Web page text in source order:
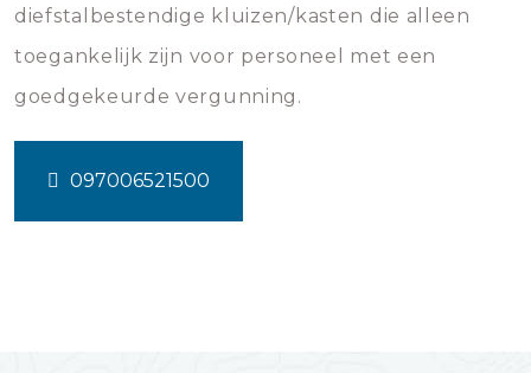
diefstalbestendige kluizen/kasten die alleen
toegankelijk zijn voor personeel met een
goedgekeurde vergunning.
097006521500